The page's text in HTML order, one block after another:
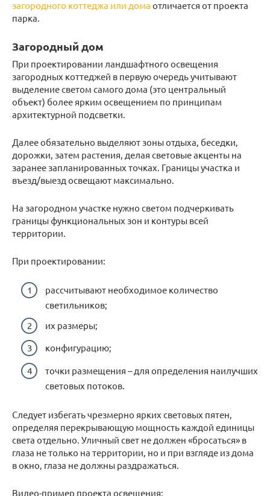
загородного коттеджа или дома отличается от проекта
парка.
Загородный дом
При проектировании ландшафтного освещения
загородных коттеджей в первую очередь учитывают
выделение светом самого дома (это центральный
объект) более ярким освещением по принципам
архитектурной подсветки.
Далее обязательно выделяют зоны отдыха, беседки,
дорожки, затем растения, делая световые акценты на
заранее запланированных точках. Границы участка и
въезд/выезд освещают максимально.
На загородном участке нужно светом подчеркивать
границы функциональных зон и контуры всей
территории.
При проектировании:
рассчитывают необходимое количество
светильников;
их размеры;
конфигурацию;
точки размещения – для определения наилучших
световых потоков.
Следует избегать чрезмерно ярких световых пятен,
определяя перекрывающую мощность каждой единицы
света отдельно. Уличный свет не должен «бросаться» в
глаза не только на территории, но и при взгляде из дома
в окно, глаза не должны раздражаться.
Видео-пример проекта освещения: